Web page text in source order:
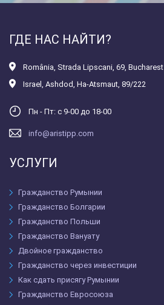
ГДЕ НАС НАЙТИ?
România Strada Lipscani, 69, Bucharest
Israel Ashdod, Ha-Atsmaut, 89/222
Пн - Пт: с 9-00 до 18-00
info@aristipp.com
УСЛУГИ
Гражданство Румынии
Гражданство Болгарии
Гражданство Польши
Гражданство Вануату
Двойное гражданство
Гражданство через инвестиции
Как сдать присягу Румынии
Гражданство Евросоюза